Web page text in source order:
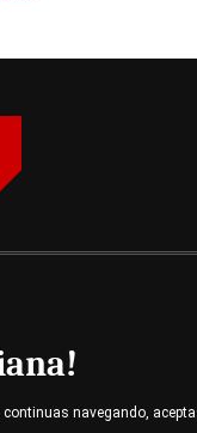
navegando,